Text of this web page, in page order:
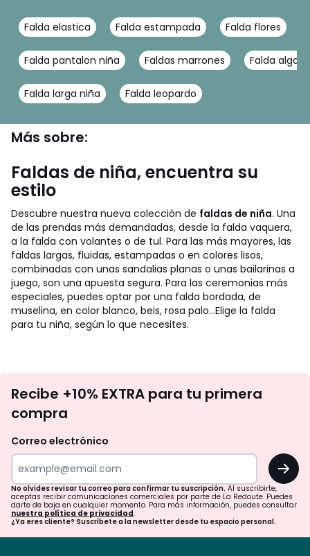
Falda elastica Falda estampada Falda flores
Falda pantalon niña Faldas marrones Falda
Falda larga niña Falda leopardo
Más sobre:
Faldas de niña, encuentra su
estilo
Descubre nuestra nueva colección de faldas de niña. Una
de las prendas más demandadas, desde la falda vaquera,
a la falda con volantes o de tul. Para las más mayores, las
faldas largas, fluidas, estampadas o en colores lisos,
combinadas con unas sandalias planas o unas bailarinas a
juego, son una apuesta segura. Para las ceremonias más
especiales, puedes optar por una falda bordada, de
muselina, en color blanco, beis, rosa palo...Elige la falda
para tu niña, según lo que necesites.
te
tu
para
confirmar
tu
suscripción.
Recibe +10% EXTRA para tu primera
compra
Correo electrónico
OK
No olvides revisar tu correo para confirmar tu suscripción. Al suscribirte,
aceptas recibir comunicaciones comerciales por parte de La Redoute. Puedes
darte de baja en cualquier momento. Para más información, puedes consultar
nuestra política de privacidad.
¿Ya eres cliente? Suscríbete a la newsletter desde tu espacio personal.